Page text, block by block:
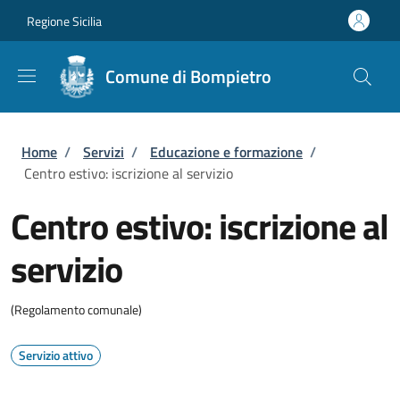
Regione Sicilia
Comune di Bompietro
Briciole di pane
Home / Servizi / Educazione e formazione /
Centro estivo: iscrizione al servizio
Centro estivo: iscrizione al
servizio
(Regolamento comunale)
Servizio attivo